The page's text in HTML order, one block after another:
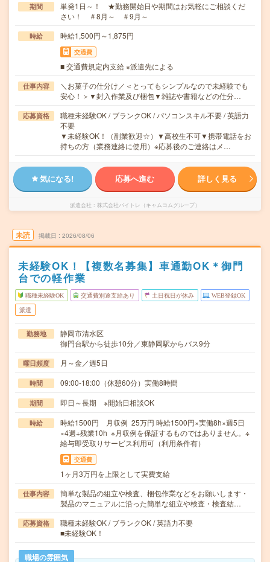
期間
単発1日～！ ★勤務開始日や期間はお気軽にご相談くだ
さい！ ＃8月～ ＃9月～
時給 時給1,500円～1,875円
交通費
■ 交通費規定内支給 ※派遣先による
仕事内容
＼お菓子の仕分け／＜とってもシンプルなので未経験でも
安心！＞▼封入作業及び梱包▼雑誌や書籍などの仕分…
応募資格
職種未経験OK / ブランクOK / パソコンスキル不要 / 英語力
不要
▼未経験OK！（副業歓迎☆）▼高校生不可▼携帯電話をお
持ちの方（業務連絡に使用）※応募後のご連絡はメ…
気になる! 応募へ進む 詳しく見る
派遣会社 株式会社バイトレ（キャムコムグループ）
未読 掲載日 2026/08/06
未経験OK！【複数名募集】車通勤OK＊御門
台での軽作業
職種未経験OK 交通費別途支給あり 土日祝日が休み WEB登録OK
派遣
勤務地
静岡市清水区
御門台駅から徒歩10分／東静岡駅からバス9分
曜日頻度 月～金／週5日
時間 09:00-18:00（休憩60分）実働8時間
期間 即日～長期 ※開始日相談OK
時給
時給1500円 月収例 25万円 時給1500円×実働8h×週5日
×4週+残業10h ※月収例を保証するものではありません。※
給与即受取りサービス利用可（利用条件有）
交通費
1ヶ月3万円を上限として実費支給
仕事内容
簡単な製品の組立や検査、梱包作業などをお願いします・
製品のマニュアルに沿った簡単な組立や検査・検査結…
応募資格
職種未経験OK / ブランクOK / 英語力不要
■未経験OK！
職場の雰囲気